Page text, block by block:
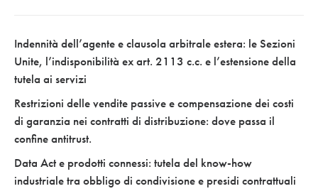
Indennità dell’agente e clausola arbitrale estera: le Sezioni
Unite, l’indisponibilità ex art. 2113 c.c. e l’estensione della
tutela ai servizi
Restrizioni delle vendite passive e compensazione dei costi
di garanzia nei contratti di distribuzione: dove passa il
confine antitrust.
Data Act e prodotti connessi: tutela del know-how
industriale tra obbligo di condivisione e presidi contrattuali